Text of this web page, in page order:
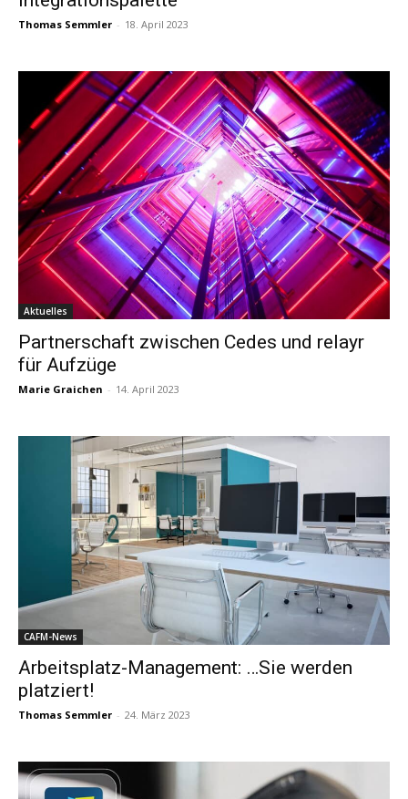
Thomas Semmler - 18. April 2023
Aktuelles
Partnerschaft zwischen Cedes und relayr
für Aufzüge
Marie Graichen - 14. April 2023
CAFM-News
Arbeitsplatz-Management: …Sie werden
platziert!
Thomas Semmler - 24. März 2023